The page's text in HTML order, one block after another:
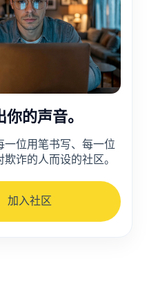
你的声音。
一位用笔书写、每一位
诈的人而设的社区。
加入社区